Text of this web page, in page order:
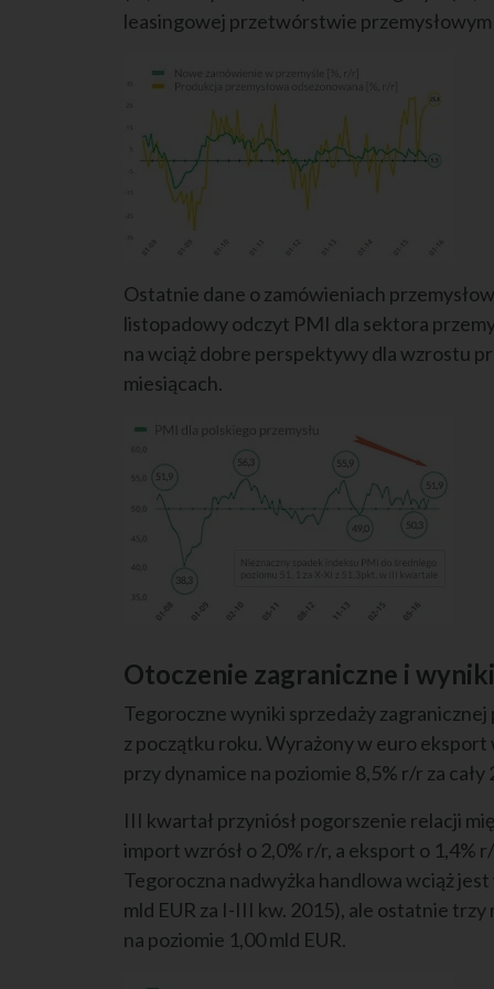
leasingowej przetwórstwie przemysłowym
Ostatnie dane o zamówieniach
listopadowy odczyt PMI dla sektora
na wciąż dobre perspektywy dla wzrostu
miesiącach.
Otoczenie zagraniczne i
Tegoroczne wyniki sprzedaży
z początku roku. Wyrażony w euro eksport
przy dynamice na poziomie 8,5% r/r za cały
III kwartał przyniósł pogorszenie relacji
import wzrósł o 2,0% r/r, a eksport o 1,4%
Tegoroczna nadwyżka handlowa wciąż jest
mld EUR za I-III kw. 2015), ale ostatnie
na poziomie 1,00 mld EUR.